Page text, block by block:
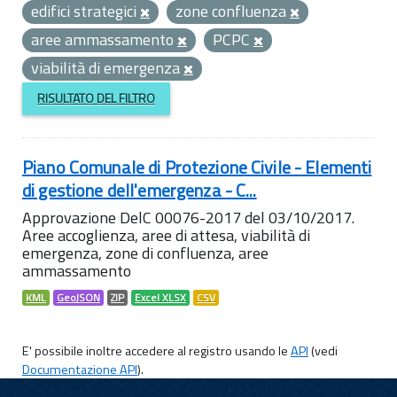
edifici strategici
zone confluenza
aree ammassamento
PCPC
viabilità di emergenza
RISULTATO DEL FILTRO
Piano Comunale di Protezione Civile - Elementi
di gestione dell'emergenza - C...
Approvazione DelC 00076-2017 del 03/10/2017.
Aree accoglienza, aree di attesa, viabilità di
emergenza, zone di confluenza, aree
ammassamento
KML GeoJSON ZIP Excel XLSX CSV
E' possibile inoltre accedere al registro usando leAPI(vedi
Documentazione API).